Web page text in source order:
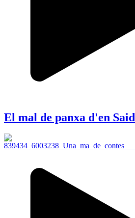
El mal de panxa d'en Said